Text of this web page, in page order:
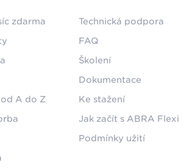
zdarma
A do Z
Technická podpora
FAQ
Školení
Dokumentace
Ke stažení
Jak začít s ABRA Flexi
Podmínky užití